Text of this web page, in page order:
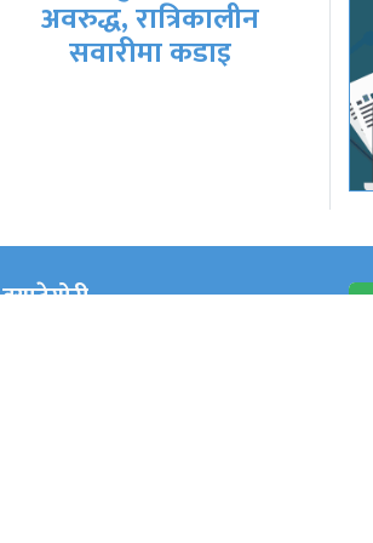
हस्ताक्षर हुने तयारी
क्याटेगोरी